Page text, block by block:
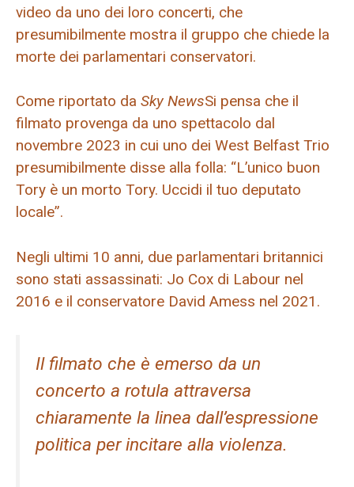
video da uno dei loro concerti, che
presumibilmente mostra il gruppo che chiede la
morte dei parlamentari conservatori.
Come riportato da Sky NewsSi pensa che il
filmato provenga da uno spettacolo dal
novembre 2023 in cui uno dei West Belfast Trio
presumibilmente disse alla folla: “L’unico buon
Tory è un morto Tory. Uccidi il tuo deputato
locale”.
Negli ultimi 10 anni, due parlamentari britannici
sono stati assassinati: Jo Cox di Labour nel
2016 e il conservatore David Amess nel 2021.
Il filmato che è emerso da un
concerto a rotula attraversa
chiaramente la linea dall’espressione
politica per incitare alla violenza.